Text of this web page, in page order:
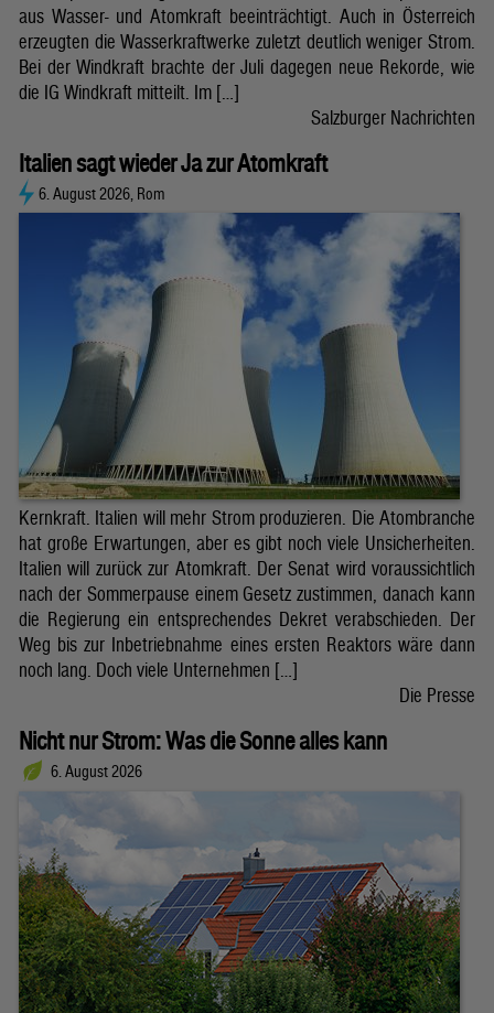
aus Wasser- und Atomkraft beeinträchtigt. Auch in Österreich
erzeugten die Wasserkraftwerke zuletzt deutlich weniger Strom.
Bei der Windkraft brachte der Juli dagegen neue Rekorde, wie
die IG Windkraft mitteilt. Im […]
Salzburger Nachrichten
Italien sagt wieder Ja zur Atomkraft
6. August 2026, Rom
Kernkraft. Italien will mehr Strom produzieren. Die Atombranche
hat große Erwartungen, aber es gibt noch viele Unsicherheiten.
Italien will zurück zur Atomkraft. Der Senat wird voraussichtlich
nach der Sommerpause einem Gesetz zustimmen, danach kann
die Regierung ein entsprechendes Dekret verabschieden. Der
Weg bis zur Inbetriebnahme eines ersten Reaktors wäre dann
noch lang. Doch viele Unternehmen […]
Die Presse
Nicht nur Strom: Was die Sonne alles kann
6. August 2026